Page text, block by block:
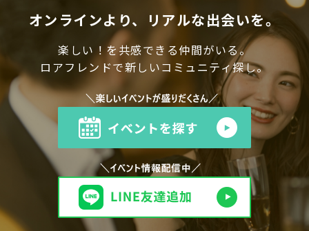
オンラインより、リアルな出会いを。
楽しい！を共感できる仲間がいる。
ロアフレンドで新しいコミュニティ探し。